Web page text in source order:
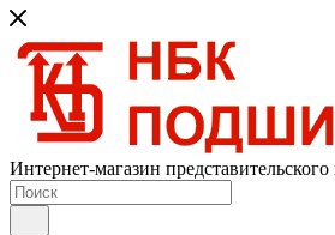
Интернет-магазин представительского